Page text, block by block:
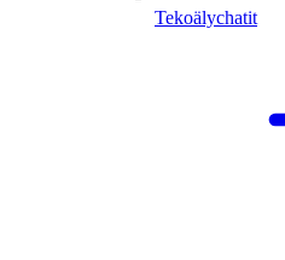
Tekoälychatit